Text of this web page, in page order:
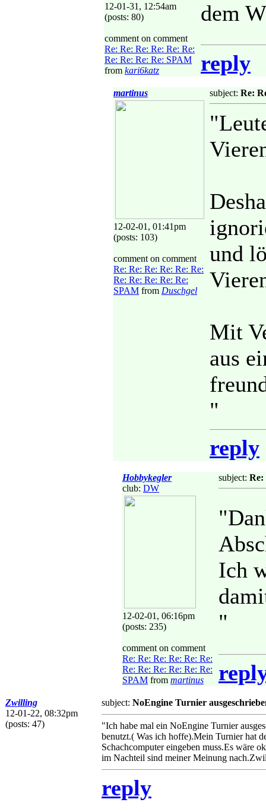
12-01-31, 12:54am
(posts: 80)
comment on comment
Re: Re: Re: Re: Re: Re:
Re: Re: Re: Re: SPAM
from kari6katz
dem
reply
martinus
12-02-01, 01:41pm
(posts: 103)
comment on comment
Re: Re: Re: Re: Re: Re:
Re: Re: Re: Re: Re:
SPAM from Duschgel
subject: Re:
und
Mit
aus
"
reply
Hobbykegler
club: DW
12-02-01, 06:16pm
(posts: 235)
comment on comment
Re: Re: Re: Re: Re: Re:
Re: Re: Re: Re: Re: Re:
SPAM from martinus
subject: Re:
Ich
"
Zwilling
12-01-22, 08:32pm
(posts: 47)
subject: NoEngine Turnier
"Ich habe mal ein NoEngine Turnier
benutzt.( Was ich hoffe).Mein Turnier hat
Schachcomputer eingeben muss.Es wäre
im Nachteil sind meiner Meinung
reply